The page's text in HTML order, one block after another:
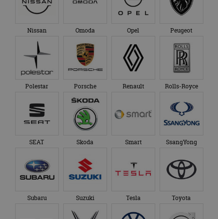
XPeng Zeekr
Op AutoRAI.nl vind je alles waar het hart van een
autoliefhebber sneller van gaat kloppen. In beeld én geluid,
van stadsauto tot supercar.
levert je het laatste
Elke week de populairste blogs in je mailbox?
Meld je aan voor de nieuwsbrief!